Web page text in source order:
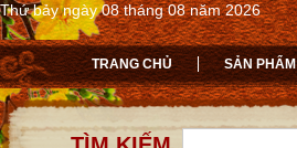
Thứ bảy ngày 08 tháng 08 năm 2026
TRANG CHỦ SẢN PHẨM